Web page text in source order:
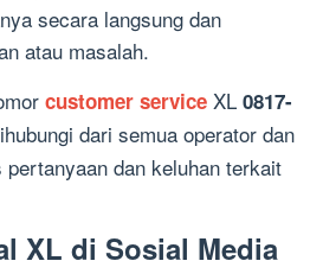
secara langsung dan
atau masalah.
customer service XL 0817-
dari semua operator dan
dan keluhan terkait
XL di Sosial Media